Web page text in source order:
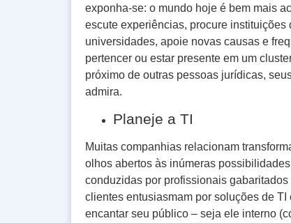
exponha-se: o mundo hoje é bem mais
escute experiências, procure
universidades, apoie novas causas e
pertencer ou estar presente em um
próximo de outras pessoas jurídicas,
admira.
Planeje a TI
Muitas companhias relacionam
olhos abertos às inúmeras
conduzidas por profissionais
clientes entusiasmam por soluções de
encantar seu público – seja ele interno